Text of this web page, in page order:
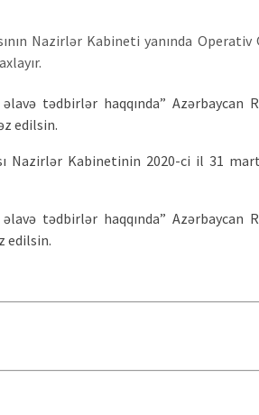
Nazirlər Kabineti yanında
əlavə tədbirlər haqqında” Azərbaycan
edilsin.
Nazirlər Kabinetinin 2020-ci il 31
əlavə tədbirlər haqqında” Azərbaycan
edilsin.